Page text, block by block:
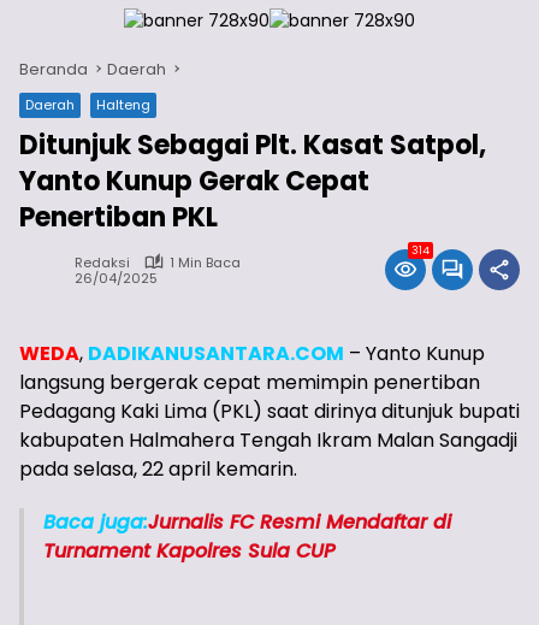
Beranda Daerah
Daerah Halteng
Ditunjuk Sebagai Plt. Kasat Satpol,
Yanto Kunup Gerak Cepat
Penertiban PKL
Redaksi
1 Min Baca
26/04/2025
314
WEDA, DADIKANUSANTARA.COM – Yanto Kunup
langsung bergerak cepat memimpin penertiban
Pedagang Kaki Lima (PKL) saat dirinya ditunjuk bupati
kabupaten Halmahera Tengah Ikram Malan Sangadji
pada selasa, 22 april kemarin.
Baca juga:Jurnalis FC Resmi Mendaftar di
Turnament Kapolres Sula CUP